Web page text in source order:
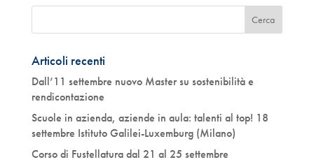
Articoli recenti
Dall’11 settembre nuovo Master su sostenibilità e
rendicontazione
Scuole in azienda, aziende in aula: talenti al top! 18
settembre Istituto Galilei-Luxemburg (Milano)
Corso di Fustellatura dal 21 al 25 settembre